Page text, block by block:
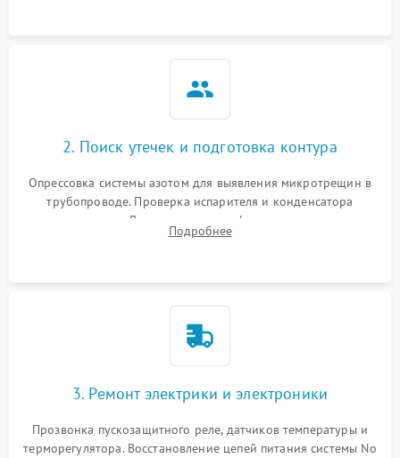
2. Поиск утечек и подготовка контура
Опрессовка системы азотом для выявления микротрещин в
трубопроводе. Проверка испарителя и конденсатора
течеискателем. Демонтаж старого фильтра-осушителя и
продувка капиллярной трубки для устранения засоров.
Подробнее
3. Ремонт электрики и электроники
Прозвонка пускозащитного реле, датчиков температуры и
терморегулятора. Восстановление цепей питания системы No